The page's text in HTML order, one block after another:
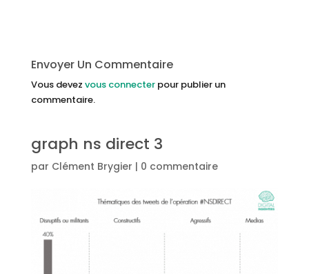
Envoyer Un Commentaire
Vous devez vous connecterpour publier un
commentaire.
graph ns direct 3
par Clément Brygier | 0 commentaire